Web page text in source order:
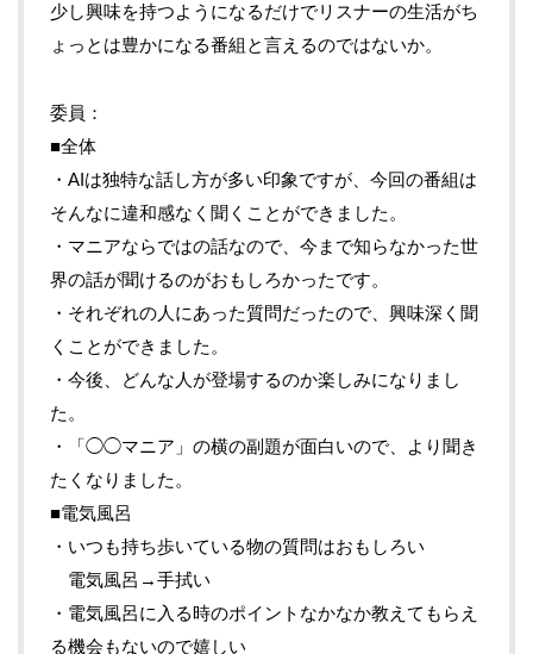
少し興味を持つようになるだけでリスナーの生活がち
ょっとは豊かになる番組と言えるのではないか。
委員
■全体
・AIは独特な話し方が多い印象ですが、今回の番組は
そんなに違和感なく聞くことができました。
・マニアならではの話なので、今まで知らなかった世
界の話が聞けるのがおもしろかったです。
・それぞれの人にあった質問だったので、興味深く聞
くことができました。
・今後、どんな人が登場するのか楽しみになりまし
た。
・「◯◯マニア」の横の副題が面白いので、より聞き
たくなりました。
■電気風呂
・いつも持ち歩いている物の質問はおもしろい
電気風呂→手拭い
・電気風呂に入る時のポイントなかなか教えてもらえ
る機会もないので嬉しい